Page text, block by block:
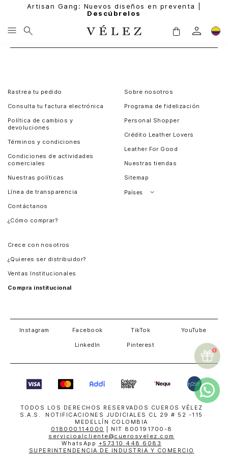
Artisan Gang: Nuevos diseños en preventa |
Descúbrelos
Rastrea tu pedido
Consulta tu factura electrónica
Política de cambios y
devoluciones
Términos y condiciones
Condiciones de actividades
comerciales
Nuestras políticas
Línea de transparencia
Contáctanos
¿Cómo comprar?
Sobre nosotros
Programa de fidelización
Personal Shopper
Crédito Leather Lovers
Leather For Good
Nuestras tiendas
Sitemap
Países
Crece con nosotros
¿Quieres ser distribuidor?
Ventas Institucionales
Compra institucional
Instagram Facebook TikTok YouTube
LinkedIn Pinterest
TODOS LOS DERECHOS RESERVADOS CUEROS VÉLEZ
S.A.S. NOTIFICACIONES JUDICIALES CL 29 # 52 -115
MEDELLÍN COLOMBIA
018000114000
| NIT 800191700-8
servicioalcliente@cuerosvelez.com
WhatsApp +57310 448 6083
SUPERINTENDENCIA DE INDUSTRIA Y COMERCIO